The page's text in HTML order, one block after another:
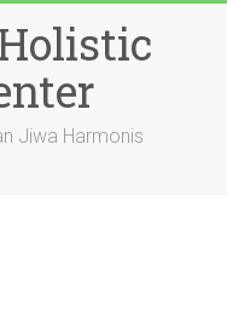
Jiwa Harmonis